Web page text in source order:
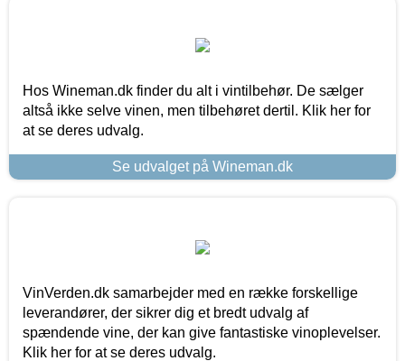
Hos Wineman.dk finder du alt i vintilbehør. De sælger
altså ikke selve vinen, men tilbehøret dertil. Klik her for
at se deres udvalg.
Se udvalget på Wineman.dk
VinVerden.dk samarbejder med en række forskellige
leverandører, der sikrer dig et bredt udvalg af
spændende vine, der kan give fantastiske vinoplevelser.
Klik her for at se deres udvalg.